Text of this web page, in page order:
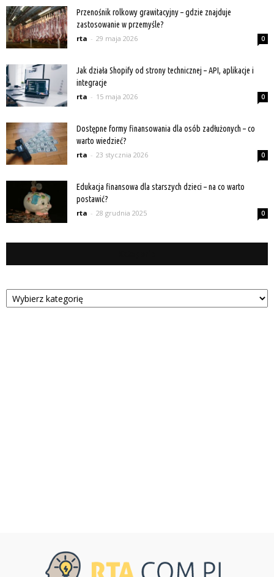
Przenośnik rolkowy grawitacyjny – gdzie znajduje
zastosowanie w przemyśle?
rta - 29 maja 2026 0
Jak działa Shopify od strony technicznej – API, aplikacje i
integracje
rta - 15 maja 2026 0
Dostępne formy finansowania dla osób zadłużonych – co
warto wiedzieć?
rta - 23 stycznia 2026 0
Edukacja finansowa dla starszych dzieci – na co warto
postawić?
rta - 28 grudnia 2025 0
Kategorie